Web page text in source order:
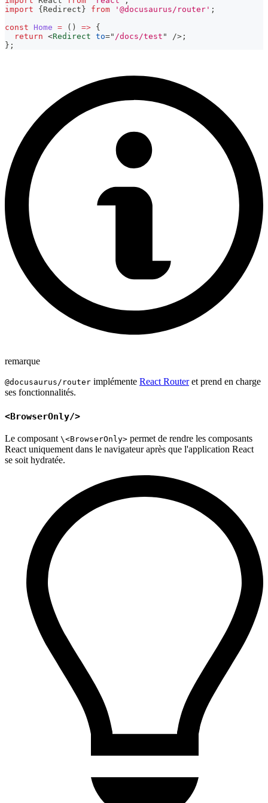
import
{ Redirect } from '@docusaurus/router' ;
const
Home = ( ) => {
return <Redirect to=" /docs/test " /> ;
} ;
remarque
@docusaurus/router implémente React Routeret prend en charge
ses fonctionnalités.
<BrowserOnly/>
Le composant \<BrowserOnly> permet de rendre les composants
React uniquement dans le navigateur après que l'application React
se soit hydratée.